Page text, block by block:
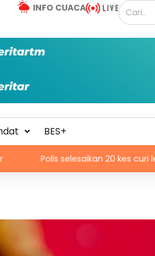
INFO CUACA
BES+
selesaikan 20 kes curi lembu, 10